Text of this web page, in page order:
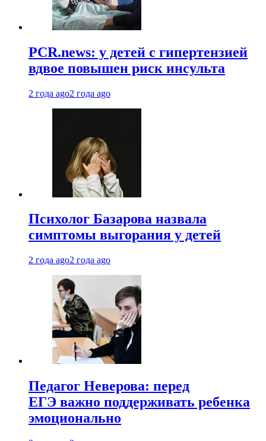
PCR.news: у детей с гипертензией
вдвое повышен риск инсульта
2 года ago2 года ago
Психолог Базарова назвала
симптомы выгорания у детей
2 года ago2 года ago
Педагог Неверова: перед
ЕГЭ важно поддерживать ребенка
эмоционально